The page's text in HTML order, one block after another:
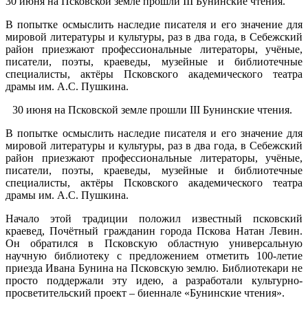
В попытке осмыслить наследие писателя и его значение для
мировой литературы и культуры, раз в два года, в Себежский
район приезжают профессиональные литераторы, учёные,
писатели, поэты, краеведы, музейные и библиотечные
специалисты, актёры Псковского академического театра
драмы им. А.С. Пушкина.
30 июня на Псковской земле прошли III Бунинские чтения.
В попытке осмыслить наследие писателя и его значение для
мировой литературы и культуры, раз в два года, в Себежский
район приезжают профессиональные литераторы, учёные,
писатели, поэты, краеведы, музейные и библиотечные
специалисты, актёры Псковского академического театра
драмы им. А.С. Пушкина.
Начало этой традиции положил известный псковский
краевед, Почётный гражданин города Пскова Натан Левин.
Он обратился в Псковскую областную универсальную
научную библиотеку с предложением отметить 100-летие
приезда Ивана Бунина на Псковскую землю. Библиотекари не
просто поддержали эту идею, а разработали культурно-
просветительский проект – биеннале «Бунинские чтения».